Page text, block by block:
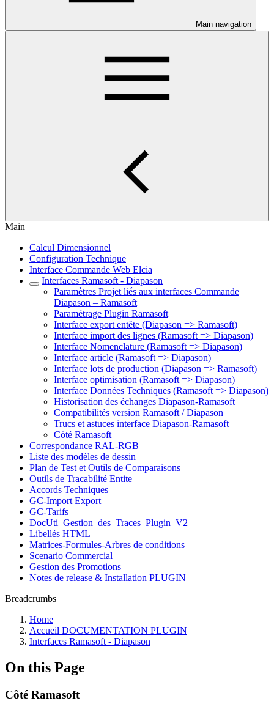
Main navigation
Main
Calcul Dimensionnel
Configuration Technique
Interface Commande Web Elcia
Interfaces Ramasoft - Diapason
Paramètres Projet liés aux interfaces Commande
Diapason – Ramasoft
Paramétrage Plugin Ramasoft
Interface export entête (Diapason => Ramasoft)
Interface import des lignes (Ramasoft => Diapason)
Interface Nomenclature (Ramasoft => Diapason)
Interface article (Ramasoft => Diapason)
Interface lots de production (Diapason => Ramasoft)
Interface optimisation (Ramasoft => Diapason)
Interface Données Techniques (Ramasoft => Diapason)
Historisation des échanges Diapason-Ramasoft
Compatibilités version Ramasoft / Diapason
Trucs et astuces interface Diapason-Ramasoft
Côté Ramasoft
Correspondance RAL-RGB
Liste des modèles de dessin
Plan de Test et Outils de Comparaisons
Outils de Tracabilité Entite
Accords Techniques
GC-Import Export
GC-Tarifs
DocUti_Gestion_des_Traces_Plugin_V2
Libellés HTML
Matrices-Formules-Arbres de conditions
Scenario Commercial
Gestion des Promotions
Notes de release & Installation PLUGIN
Breadcrumbs
Home
Accueil DOCUMENTATION PLUGIN
Interfaces Ramasoft - Diapason
On this Page
Côté Ramasoft